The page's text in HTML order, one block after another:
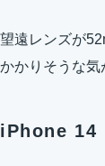
望遠レンズが
かかりそうな気
iPhone 14